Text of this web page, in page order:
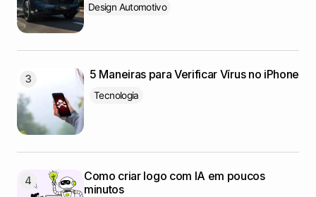
Design Automotivo
5 Maneiras para Verificar Vírus no iPhone
Tecnologia
Como criar logo com IA em poucos
minutos